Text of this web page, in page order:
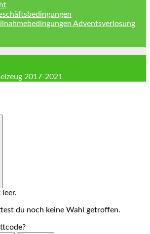
Adventsverlosung
2017-2021
du noch keine Wahl getroffen.